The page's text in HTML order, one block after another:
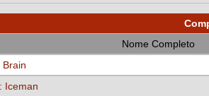
Nome Completo
Brain
Iceman